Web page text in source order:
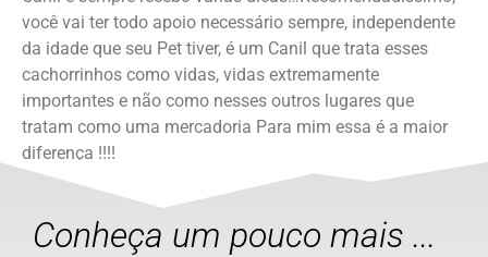
você vai ter todo apoio necessário sempre, independente
da idade que seu Pet tiver, é um Canil que trata esses
cachorrinhos como vidas, vidas extremamente
importantes e não como nesses outros lugares que
tratam como uma mercadoria Para mim essa é a maior
diferença !!!!
Conheça um pouco mais ...